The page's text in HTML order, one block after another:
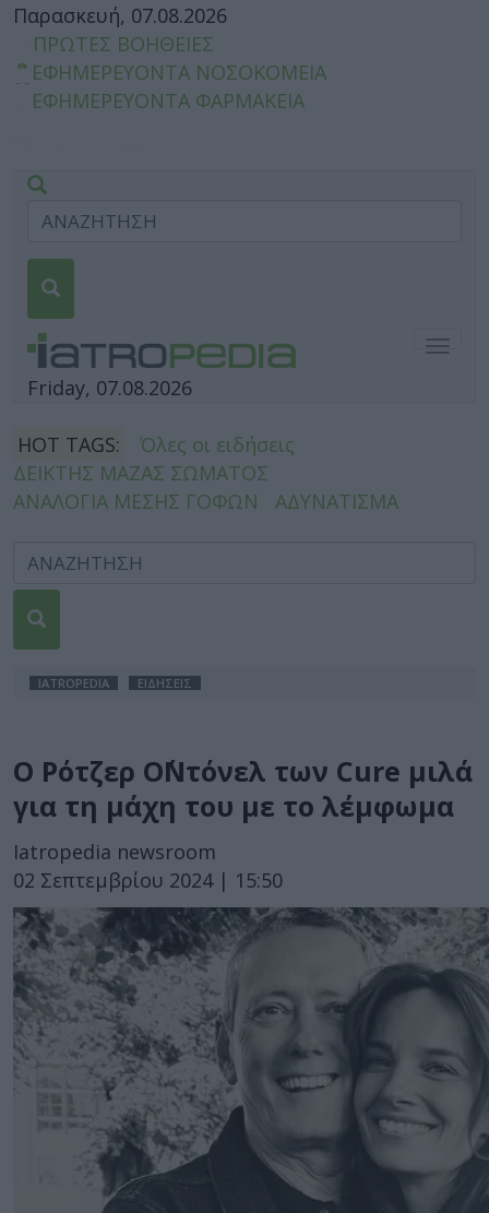
Παρασκευή, 07.08.2026
ΠΡΩΤΕΣ ΒΟΗΘΕΙΕΣ
ΕΦΗΜΕΡΕΥΟΝΤΑ ΝΟΣΟΚΟΜΕΙΑ
ΕΦΗΜΕΡΕΥΟΝΤΑ ΦΑΡΜΑΚΕΙΑ
Friday, 07.08.2026
HOT TAGS:
Όλες οι ειδήσεις
ΔΕΙΚΤΗΣ ΜΑΖΑΣ ΣΩΜΑΤΟΣ
ΑΝΑΛΟΓΙΑ ΜΕΣΗΣ ΓΟΦΩΝ
ΑΔΥΝΑΤΙΣΜΑ
IATROPEDIA ΕΙΔΗΣΕΙΣ
Ο Ρότζερ Ο΄Ντόνελ των Cure μιλά
για τη μάχη του με το λέμφωμα
Iatropedia newsroom
02 Σεπτεμβρίου 2024 | 15:50